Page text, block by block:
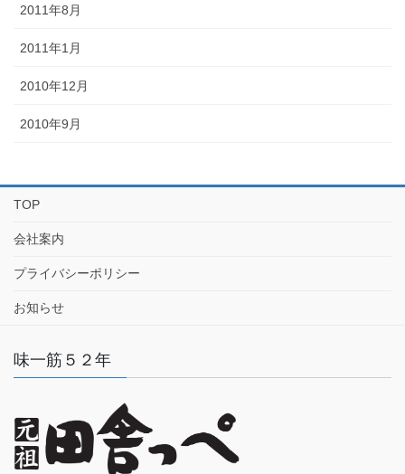
2011年8月
2011年1月
2010年12月
2010年9月
TOP
会社案内
プライバシーポリシー
お知らせ
味一筋５２年